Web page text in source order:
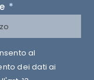
al
dei dati ai